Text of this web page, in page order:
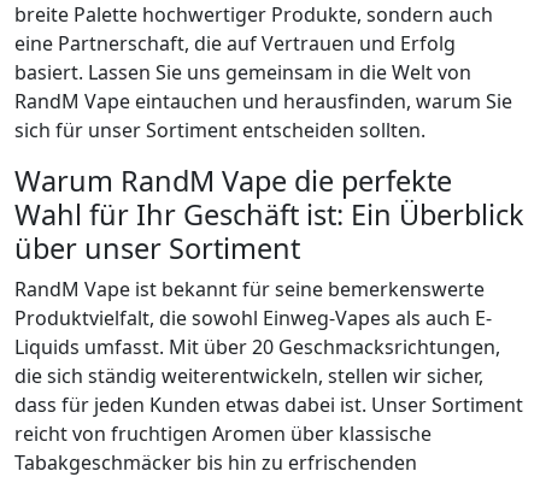
breite Palette hochwertiger Produkte, sondern auch
eine Partnerschaft, die auf Vertrauen und Erfolg
basiert. Lassen Sie uns gemeinsam in die Welt von
RandM Vape eintauchen und herausfinden, warum Sie
sich für unser Sortiment entscheiden sollten.
Warum RandM Vape die perfekte
Wahl für Ihr Geschäft ist: Ein Überblick
über unser Sortiment
RandM Vape ist bekannt für seine bemerkenswerte
Produktvielfalt, die sowohl Einweg-Vapes als auch E-
Liquids umfasst. Mit über 20 Geschmacksrichtungen,
die sich ständig weiterentwickeln, stellen wir sicher,
dass für jeden Kunden etwas dabei ist. Unser Sortiment
reicht von fruchtigen Aromen über klassische
Tabakgeschmäcker bis hin zu erfrischenden